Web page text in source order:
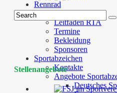
Rennrad
Kontakte
Leitfaden RTA
Termine
Bekleidung
Sponsoren
Sportabzeichen
Kontakte
Angebote
Deutsches
Stellenangebote